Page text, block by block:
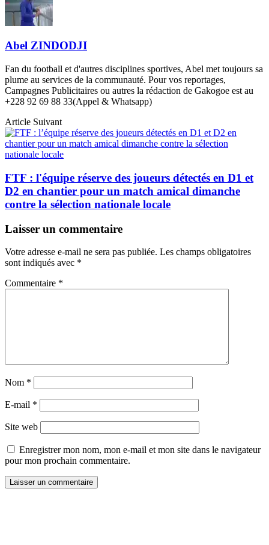
Abel ZINDODJI
Fan du football et d'autres disciplines sportives, Abel met toujours sa
plume au services de la communauté. Pour vos reportages,
Campagnes Publicitaires ou autres la rédaction de Gakogoe est au
+228 92 69 88 33(Appel & Whatsapp)
Article Suivant
FTF : l'équipe réserve des joueurs détectés en D1 et
D2 en chantier pour un match amical dimanche
contre la sélection nationale locale
Laisser un commentaire
Votre adresse e-mail ne sera pas publiée. Les champs obligatoires
sont indiqués avec *
Commentaire *
Nom *
E-mail *
Site web
Enregistrer mon nom, mon e-mail et mon site dans le navigateur
pour mon prochain commentaire.